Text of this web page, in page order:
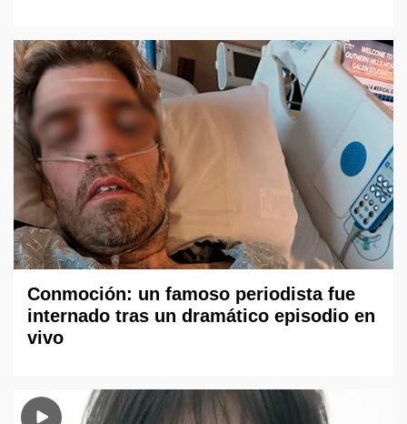
Conmoción: un famoso periodista fue
internado tras un dramático episodio en
vivo